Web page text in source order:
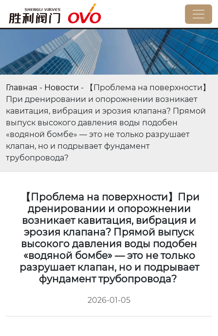
Главная - Новости -
【Проблема на поверхности】
При дренировании и опорожнении возникает
кавитация, вибрация и эрозия клапана? Прямой
выпуск высокого давления воды подобен
«водяной бомбе» — это не только разрушает
клапан, но и подрывает фундамент
трубопровода?
【Проблема на поверхности】При
дренировании и опорожнении
возникает кавитация, вибрация и
эрозия клапана? Прямой выпуск
высокого давления воды подобен
«водяной бомбе» — это не только
разрушает клапан, но и подрывает
фундамент трубопровода?
2026-01-05